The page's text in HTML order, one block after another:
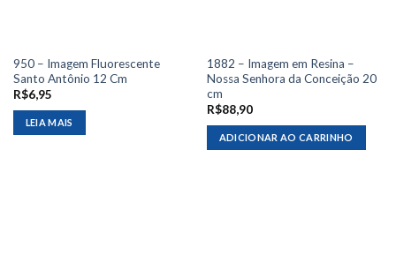
950 – Imagem Fluorescente
Santo Antônio 12 Cm
R$6,95
LEIA MAIS
1882 – Imagem em Resina –
Nossa Senhora da Conceição 20
cm
R$88,90
ADICIONAR AO CARRINHO